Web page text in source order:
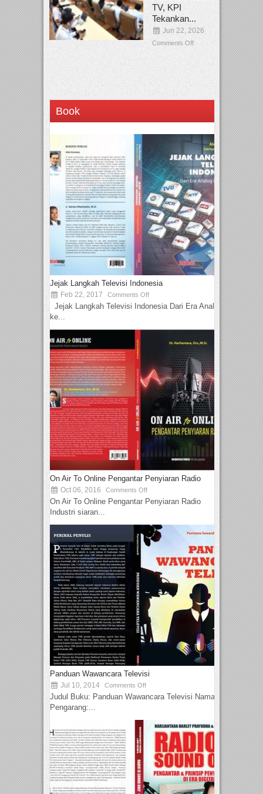
TV, KPI
Tekankan...
Jun 22, 2026
Comments Off
Book
Jejak Langkah Televisi Indonesia
Feb 22, 2017 Comments Off
Jejak Langkah Televisi Indonesia Dari Era Analog
ke...
On Air To Online Pengantar Penyiaran Radio
Oct 06, 2016 Comments Off
On Air To Online Pengantar Penyiaran Radio
Industri siaran...
Panduan Wawancara Televisi
Jul 10, 2014 Comments Off
Judul Buku: Panduan Wawancara Televisi Nama
Pengarang:...